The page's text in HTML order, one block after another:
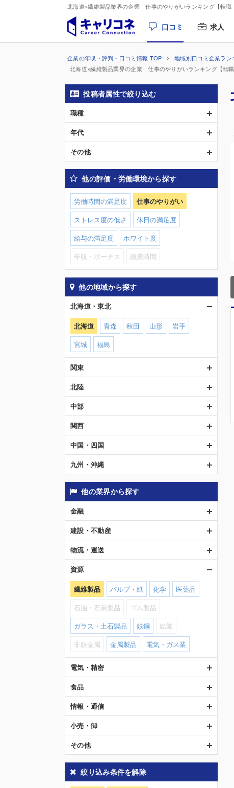
北海道×繊維製品業界の企業 仕事のやりがいランキング【転職
口コミ 求人
企業の年収・評判・口コミ情報 TOP 地域別口コミ企業ラン
北海道×繊維製品業界の企業 仕事のやりがいランキング【転職
投稿者属性で絞り込む
職種
年代
その他
他の評価・労働環境から探す
労働時間の満足度
仕事のやりがい
ストレス度の低さ
休日の満足度
給与の満足度
ホワイト度
年収・ボーナス
残業時間
他の地域から探す
北海道・東北
北海道 青森 秋田 山形
岩手
宮城
福島
関東
北陸
中部
関西
中国・四国
九州・沖縄
他の業界から探す
金融
建設・不動産
物流・運送
資源
繊維製品 パルプ・紙 化学
医薬品
石油・石炭製品
ゴム製品
ガラス・土石製品
鉄鋼
鉱業
非鉄金属
金属製品 電気・ガス業
電気・精密
食品
情報・通信
小売・卸
その他
絞り込み条件を解除